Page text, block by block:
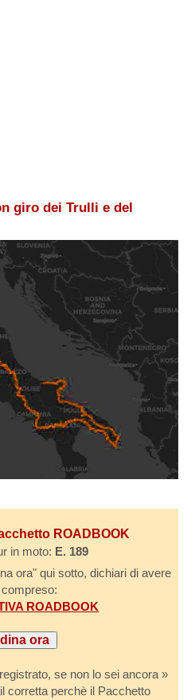
giro dei Trulli e del
ROADBOOK
in moto: E. 189
ora" qui sotto, dichiari di avere
ROADBOOK
se non lo sei ancora »
corretta perchè il Pacchetto